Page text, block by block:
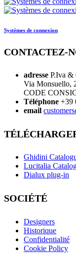
Systèmes de connexion
CONTACTEZ-
adresse P.Iva &
Via Monsuello,
CODE
Téléphone +39
email
Ghidini
Lucitalia
Dialux plug-in
SOCIÉTÉ
Designers
Historique
Confidentialité
Cookie Policy